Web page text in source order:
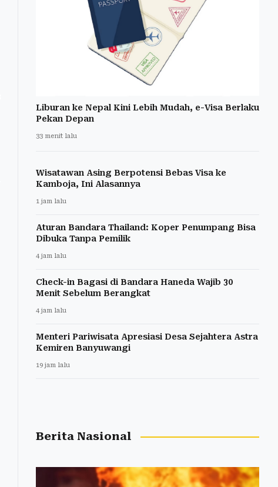
Liburan ke Nepal Kini Lebih Mudah, e-Visa Berlaku
Pekan Depan
33 menit lalu
Wisatawan Asing Berpotensi Bebas Visa ke
Kamboja, Ini Alasannya
1 jam lalu
Aturan Bandara Thailand: Koper Penumpang Bisa
Dibuka Tanpa Pemilik
4 jam lalu
Check-in Bagasi di Bandara Haneda Wajib 30
Menit Sebelum Berangkat
4 jam lalu
Menteri Pariwisata Apresiasi Desa Sejahtera Astra
Kemiren Banyuwangi
19 jam lalu
Berita Nasional